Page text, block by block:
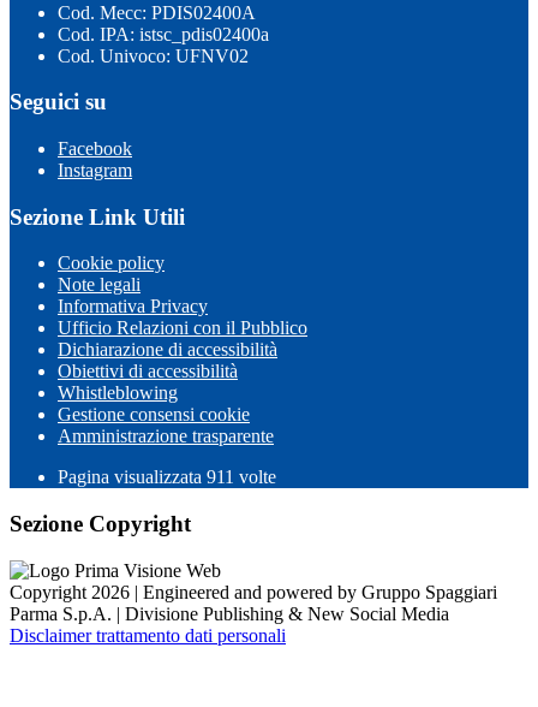
Cod. Mecc: PDIS02400A
Cod. IPA: istsc_pdis02400a
Cod. Univoco: UFNV02
Seguici su
Facebook
Instagram
Sezione Link Utili
Cookie policy
Note legali
Informativa Privacy
Ufficio Relazioni con il Pubblico
Dichiarazione di accessibilità
Obiettivi di accessibilità
Whistleblowing
Gestione consensi cookie
Amministrazione trasparente
Pagina visualizzata 911 volte
Sezione Copyright
Copyright 2026 | Engineered and powered by Gruppo Spaggiari
Parma S.p.A. | Divisione Publishing & New Social Media
Disclaimer trattamento dati personali